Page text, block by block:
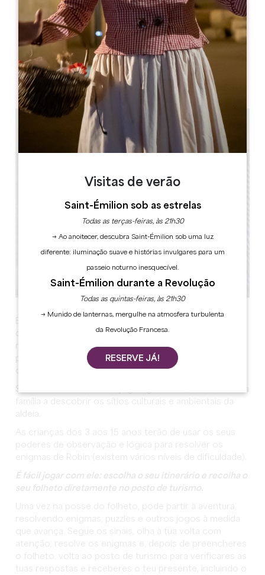
de descobrir os locais pitorescos de Saint-Emilion,
mantendo os mais pequenos entretidos? Robin, uma
personagem emblemática da Idade Média, é o guia de
Sob a forma de livros de jogos gratuitos, ele leva toda a
família a descobrir os sítios culturais e ambientais da
aldeia.
As crianças dos 3 aos 15 anos terão de usar os seus
poderes de observação e lógica para resolver os
enigmas de Robin (existem vários níveis de dificuldade).
É fácil jogar com ele: escolha o seu itinerário e recolha o
seu folheto diretamente no posto de turismo.
Uma vez na posse do folheto, pode partir à aventura,
resolvendo enigmas, puzzles e outros jogos à medida
que avança. Segue os sinais, olha à tua volta com
atenção, resolve os enigmas e, depois de preencheres
o folheto, volta ao posto de turismo para verificares as
tuas respostas e receberes o teu presente, incluindo o
MÊS DE ABERTURA
J F A M J J A S O N D
DIAS DE ABERTURA
S
AM
T
AM
PM
Q
PM
Q
AM
PM
S
AM
PM
S D
AM
Visitas de verão
Saint-Émilion sob as estrelas
Todas as terças-feiras, às 21h30
→ Ao anoitecer, descubra Saint-Émilion sob uma luz
diferente: iluminação suave e histórias invulgares para um
passeio noturno inesquecível.
Saint-Émilion durante a Revolução
Todas as quintas-feiras, às 21h30
→ Munido de lanternas, mergulhe na atmosfera turbulenta
da Revolução Francesa.
RESERVE JÁ!